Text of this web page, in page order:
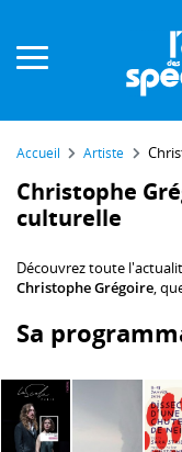
Accueil Artiste
Christophe
culturelle
Découvrez toute
Christophe Grégoire,
Sa